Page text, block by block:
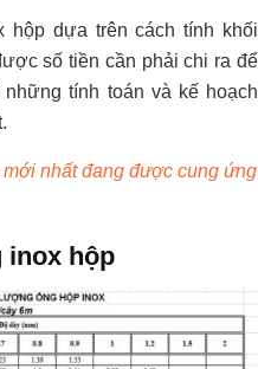
dựa trên cách tính khối
số tiền cần phải chi ra để
tính toán và kế hoạch
mới nhất đang được cung ứng
inox hộp